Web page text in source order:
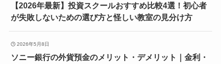
【2026年最新】投資スクールおすすめ比較4選！初心者
が失敗しないための選び方と怪しい教室の見分け方
2026年5月8日
ソニー銀行の外貨預金のメリット・デメリット｜金利・